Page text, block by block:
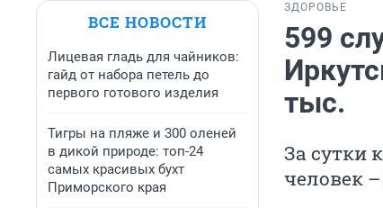
ВСЕ НОВОСТИ
Лицевая гладь для чайников:
гайд от набора петель до
первого готового изделия
Тигры на пляже и 300 оленей
в дикой природе: топ-24
самых красивых бухт
Приморского края
ЗДОРОВЬЕ
599
тыс.
За сутки
человек